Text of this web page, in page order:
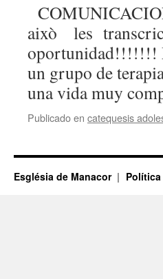
això les
oportunidad!!!!!!!
un grupo de
una vida muy
Publicado en catequesis
Església de Manacor